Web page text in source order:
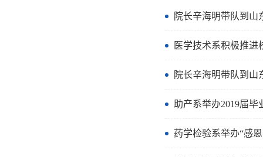
院长辛海明带队到
医学技术系积极推进
院长辛海明带队到
助产系举办2019届毕
药学检验系举办“感